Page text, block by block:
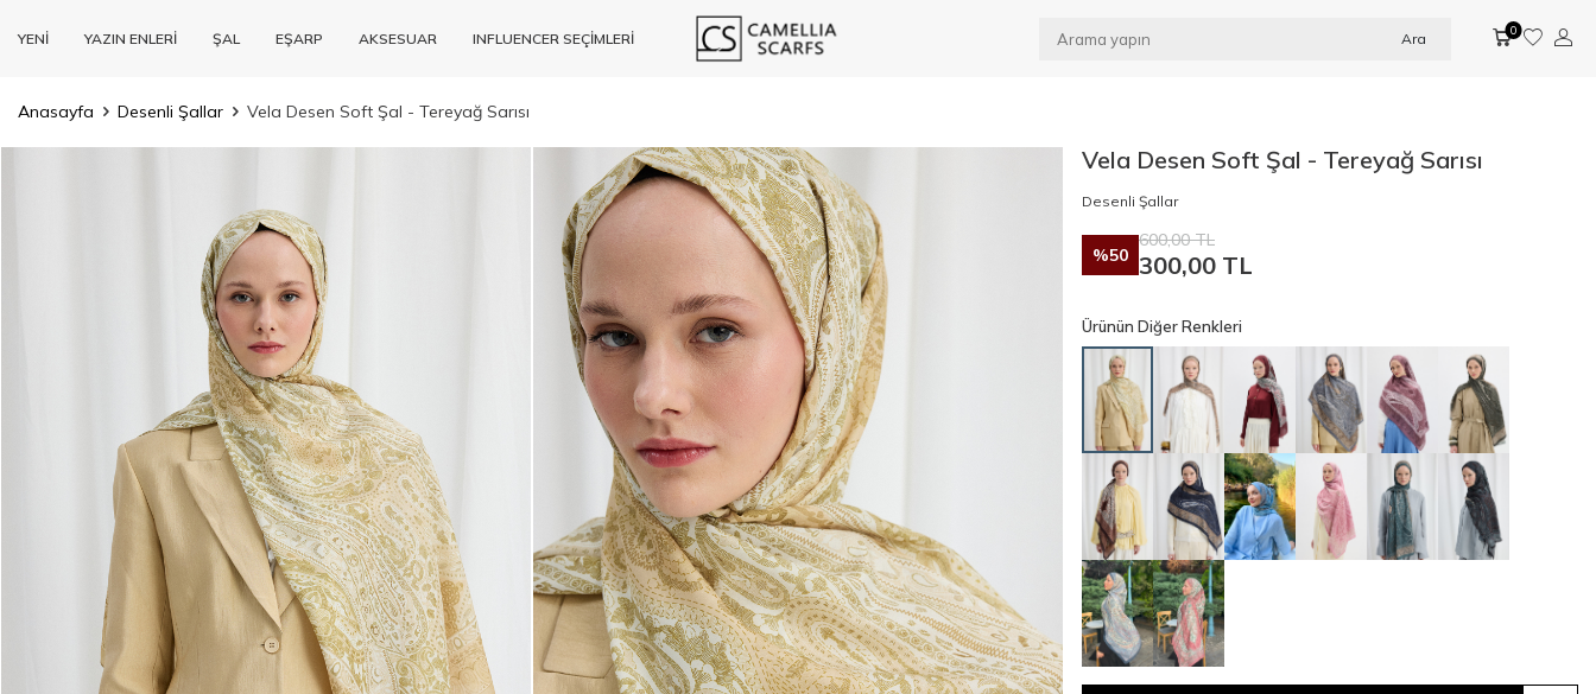
YENİ YAZIN ENLERİ ŞAL EŞARP AKSESUAR INFLUENCER SEÇİMLERİ Ara 0
Anasayfa Desenli Şallar Vela Desen Soft Şal - Tereyağ Sarısı
Vela Desen Soft Şal - Tereyağ Sarısı
Desenli Şallar
%50
600,00TL
300,00 TL
Ürünün Diğer Renkleri